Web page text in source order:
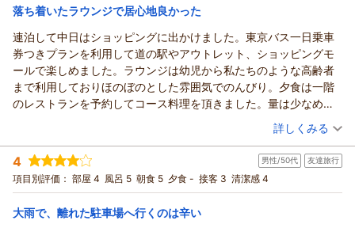
立地だからこそ、お役に立てたことを大変嬉しく思っておりま
次回はぜひ、レストランでのお食事も含め、ごゆっくりとお楽
しみいただける日をスタッフ一同心よりお待ち申し上げており
ます。
（返信日：2026/06/27）
できました。
那覇空港や国際通りに直通するバスも目の前を走っており、非常
に便利、快適なホテルだと思います。
宿泊価格帯： 24,001～25,000円(大人一人あたり/税込)
サザンビーチホテル＆リゾート沖縄からの返信
口コミへのご投稿、誠にありがとうございます。
この度は、バースデー旅行の滞在先に、当サザンビーチホテル
＆リゾート沖縄をお選びいただき大変光栄でございます。
これまでの沖縄旅とは一味違う、ホテルでのホテルステイや豊
かな自然、そして9階プレミアムフロアからの景色や専用ラウ
ンジでのひとときをご満喫いただけた様子が伺え、私どもも嬉
しい限りでございます。こだわりの和朝食や、空港・国際通り
へのアクセスについてもご満足いただけ、快適なご滞在のお手
伝いができたのであれば幸いです。
これからも、日常を離れてゆっくりと心からお寛ぎいただける
落ち着いたラウンジで居心地良かった
連泊して中日はショッピングに出かけました。東京バス一日乗車
券つきプランを利用して道の駅やアウトレット、ショッピングモ
ールで楽しめました。ラウンジは幼児から私たちのような高齢者
まで利用しておりほのぼのとした雰囲気でのんびり。夕食は一階
のレストランを予約してコース料理を頂きました。量は少なめで
したがラウンジでおつまみを頂いた後なので丁度良かった。朝食
もビュッフェが苦手なので夕食と同じレストランで和定食を選
択。ビュッフェが人気なのかこちらは私たち以外誰も居らず静か
で落ち着いていました。二日目も全く同じメニューだった〔スタ
ッフに聞いてはいたのですが）ので出来ればメインの焼き魚だけ
スが停まるので国際通りや那覇空港からもレンタカーなしでも来
（投稿日：2026/06/14）
宿泊時期： 2026年05月宿泊 (夫婦旅行)
投稿者： himemiyuさん
宿泊プラン： 【レンタカーなしの沖縄旅】東京バス1日乗車券付◆路線バス
で巡る沖縄南部旅｜プレミアムラウンジ・朝食付
ツイン 朝のみ
宿泊価格帯： 15,001～16,000円(大人一人あたり/税込)
詳しくみる
4 男性/50代 友達旅行
項目別評価： 部屋 4 風呂 5 朝食 5 夕食 - 接客 3 清潔感 4
大雨で、離れた駐車場へ行くのは辛い